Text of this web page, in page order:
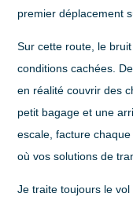
premier déplacement
Sur cette route, le
conditions cachées.
en réalité couvrir des
petit bagage et une
escale, facture
où vos solutions de
Je traite toujours le